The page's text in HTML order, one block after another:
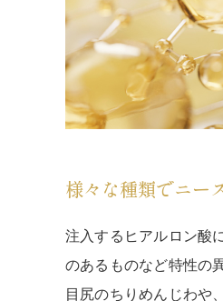
様々な種類でニー
注入するヒアルロン酸
のあるものなど特性の
目尻のちりめんじわや